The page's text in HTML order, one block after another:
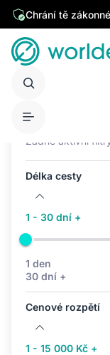
Chrání tě
Žádné aktivní filtry
Délka cesty
1 - 30 dní +
1 den
30 dní +
Cenové rozpětí
1 - 15 000 Kč +